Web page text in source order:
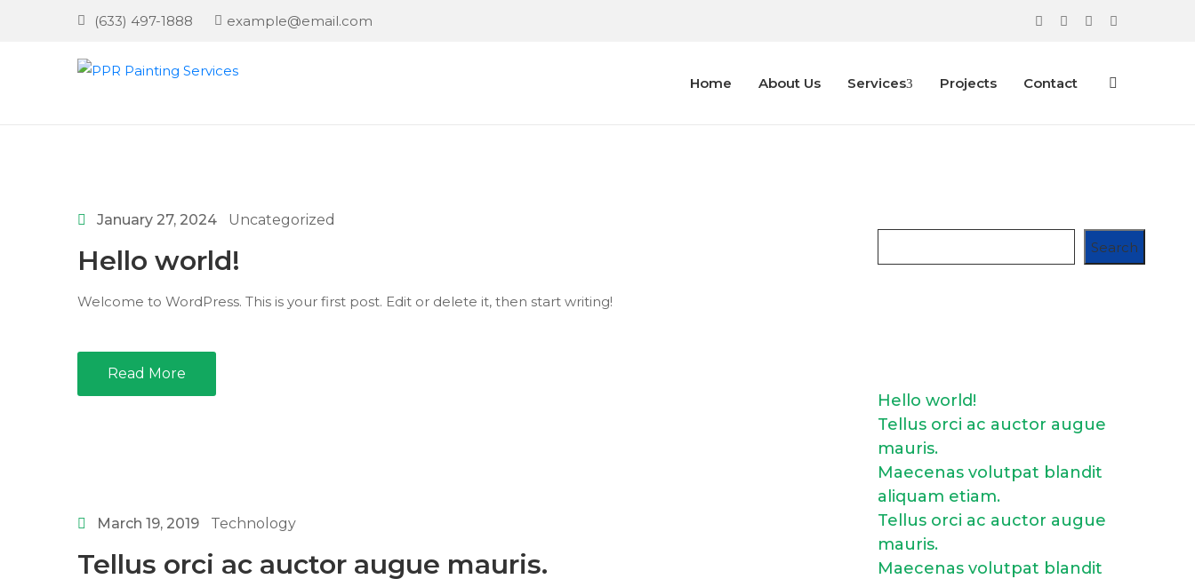
(633) 497-1888 example@email.com
Home About Us Services Projects Contact
January 27, 2024 Uncategorized
Hello world!
Welcome to WordPress. This is your first post. Edit or delete it, then start writing!
Read More
March 19, 2019 Technology
Tellus orci ac auctor augue mauris.
Search
Hello world!
Tellus orci ac auctor augue
mauris.
Maecenas volutpat blandit
aliquam etiam.
Tellus orci ac auctor augue
mauris.
Maecenas volutpat blandit